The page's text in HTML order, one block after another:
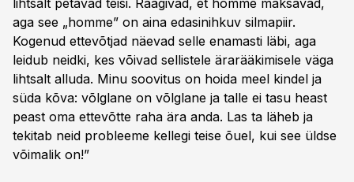
lihtsalt petavad teisi. Räägivad, et homme maksavad,
aga see „homme” on aina edasinihkuv silmapiir.
Kogenud ettevõtjad näevad selle enamasti läbi, aga
leidub neidki, kes võivad sellistele ärarääkimisele väga
lihtsalt alluda. Minu soovitus on hoida meel kindel ja
süda kõva: võlglane on võlglane ja talle ei tasu heast
peast oma ettevõtte raha ära anda. Las ta läheb ja
tekitab neid probleeme kellegi teise õuel, kui see üldse
võimalik on!”